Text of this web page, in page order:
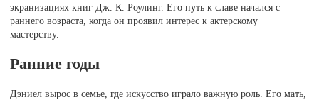
экранизациях книг Дж. К. Роулинг. Его путь к славе начался с
раннего возраста, когда он проявил интерес к актерскому
мастерству.
Ранние годы
Дэниел вырос в семье, где искусство играло важную роль. Его мать,